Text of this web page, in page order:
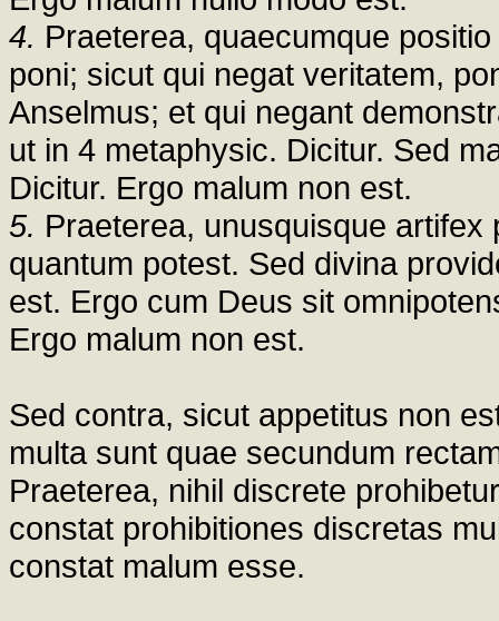
4. Praeterea, quaecumque
poni; sicut qui negat veritatem,
Anselmus; et qui negant
ut in 4 metaphysic. Dicitur. Sed
Dicitur. Ergo malum non est.
5. Praeterea, unusquisque
quantum potest. Sed divina
est. Ergo cum Deus sit
Ergo malum non est.
Sed contra, sicut appetitus non
multa sunt quae secundum
Praeterea, nihil discrete
constat prohibitiones discretas
constat malum esse.